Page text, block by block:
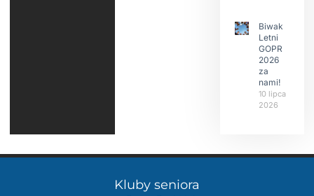
Biwak
Letni
GOPR
2026
za
nami!
10 lipca
2026
Kluby seniora